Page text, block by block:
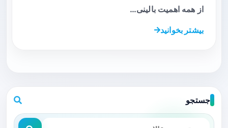
از همه اهمیت بالینی…
بیشتر بخوانید
جستجو